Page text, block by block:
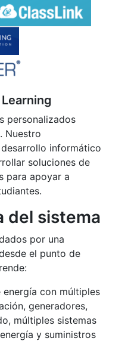
personalizados
Nuestro
informático
soluciones de
para apoyar a
del sistema
por una
el punto de
con múltiples
generadores,
múltiples sistemas
y suministros